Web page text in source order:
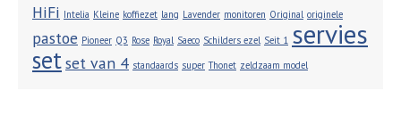
HiFi Intelia Kleine koffiezet lang Lavender monitoren Original originele
pastoe Pioneer Q3 Rose Royal Saeco Schilders ezel Seit 1 servies
setset van 4 standaards super Thonet zeldzaam model